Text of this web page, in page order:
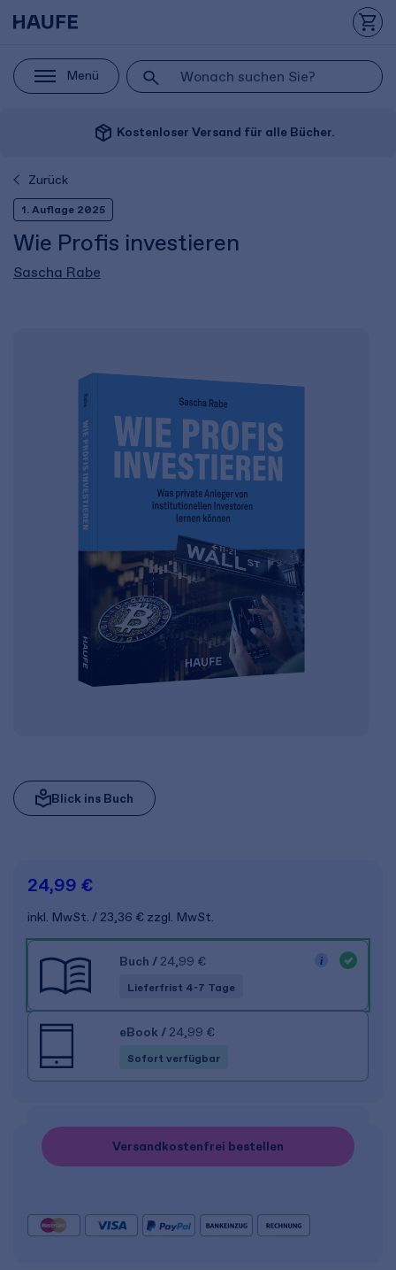
Menü
package_2 Kostenloser Versand für alle Bücher.
Zurück
1. Auflage 2025
Wie Profis investieren
Sascha Rabe
Blick ins Buch
24,99 €
inkl. MwSt. 23,36 € zzgl. MwSt.
Buch / 24,99 €
Lieferfrist 4-7 Tage
eBook / 24,99 €
Sofort verfügbar
Versandkostenfrei bestellen